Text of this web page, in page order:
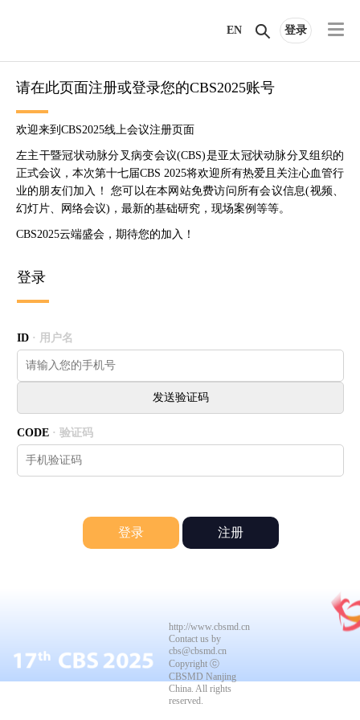
EN 登录
请在此页面注册或登录您的CBS2025账号
欢迎来到CBS2025线上会议注册页面
左主干暨冠状动脉分叉病变会议(CBS)是亚太冠状动脉分叉组织的
正式会议，本次第十七届CBS 2025将欢迎所有热爱且关注心血管行
业的朋友们加入！ 您可以在本网站免费访问所有会议信息(视频、
幻灯片、网络会议)，最新的基础研究，现场案例等等。
CBS2025云端盛会，期待您的加入！
登录
ID · 用户名
CODE · 验证码
注册
http://www.cbsmd.cn
Contact us by
cbs@cbsmd.cn
Copyright ⓒ
CBSMD Nanjing
China. All rights
reserved.